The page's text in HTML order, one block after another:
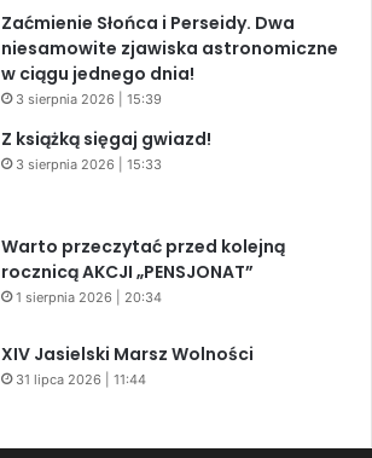
Zaćmienie Słońca i Perseidy. Dwa
niesamowite zjawiska astronomiczne
w ciągu jednego dnia!
3 sierpnia 2026 | 15:39
Z książką sięgaj gwiazd!
3 sierpnia 2026 | 15:33
Warto przeczytać przed kolejną
rocznicą AKCJI „PENSJONAT”
1 sierpnia 2026 | 20:34
XIV Jasielski Marsz Wolności
31 lipca 2026 | 11:44